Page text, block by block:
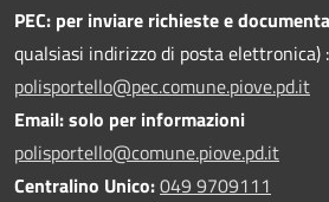
PEC: per inviare richieste e
qualsiasi indirizzo di posta elettronica) :
polisportello@pec.comune.piove.pd.it
Email: solo per informazioni
polisportello@comune.piove.pd.it
Centralino Unico:049 9709111